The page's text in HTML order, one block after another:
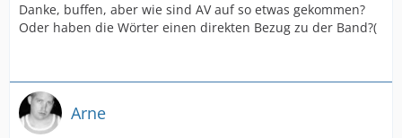
Danke, buffen, aber wie sind AV auf so etwas gekommen?
Oder haben die Wörter einen direkten Bezug zu der Band?(
Arne